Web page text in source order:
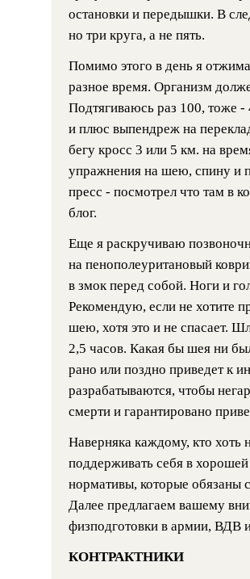
остановки и передышки. В
но три круга, а не пять.
Помимо этого в день я
разное время. Организм
Подтягиваюсь раз 100, тоже
и плюс выпендреж на
бегу кросс 3 или 5 км. на
упражнения на шею, спину и
пресс - посмотрел что там в
блог.
Еще я раскручиваю
на пенополеуритановый
в змок перед собой. Ноги и
Рекомендую, если не хотите
шею, хотя это и не спасает.
2,5 часов. Какая бы шея ни
рано или поздно приведет к
разрабатываются, чтобы
смерти и гарантировано
Наверняка каждому, кто хоть
поддерживать себя в
нормативы, которые обязаны
Далее предлагаем вашему
физподготовки в армии, ВДВ
КОНТРАКТНИКИ